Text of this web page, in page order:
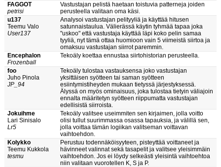
FAGGOT
petrisi
Vastustajan pelistä haetaan toistuvia patterneja joiden
perusteella valitaan oma käsi.
u137
Teemu Valo
User137
Analysoi vastustajan pelityyliä ja käyttää hitusen
satunnaistaulua. Välierässä käytin tyhmää tapaa joka
"uskoo" että vastustaja käyttää läpi koko pelin samaa
tyyliä, nyt tämä ottaa huomioon vain 5 viimeistä siirtoa ja
omaksuu vastustajan siirrot paremmin.
Encephalon
Frozenball
Tekoäly koettaa ennustaa siirtohistorian perusteella.
foo
Juho Pinola
JP_94
Tekoäly tulostaa vastauksensa joko vastustajan
yksittäisen syötteen tai saman syötteen
esiintymistiheyden mukaan tietyssä järjestyksessä.
Älyssä on myös ominaisuus, joka tulostaa tietyin väliajoin
ennalta määritetyn syötteen riippumatta vastustajan
edellisistä siirroista.
Jokuihme
Lari Sinisalo
Lr5
Tekoäly valitsee useimmiten sen kirjaimen, jolla voitto
olisi tullut suurimmassa osassa tapauksia, ja välillä sen,
jolla voittaa tämän logiikan valitseman voittavan
vaihtoehdon.
Kolykko
Teemu Kukkola
tesmu
Perustuu todennäköisyyteen, pisteyttää voittaneet ja
hävinneet valinnat sekä tasapelit ja valitsee yleisimmäin
vaihtoehdon. Jos ei löydy selkeästi yleisintä vaihtoehtoa
niin valitaan vuorotellen K, S ja P.